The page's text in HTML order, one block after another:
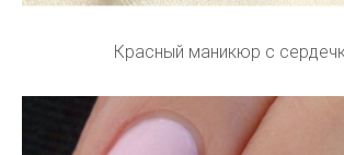
Красный маникюр с